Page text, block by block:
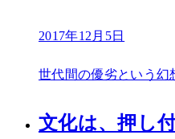
2017年12月5日
世代間の優劣という幻
文化は、押し